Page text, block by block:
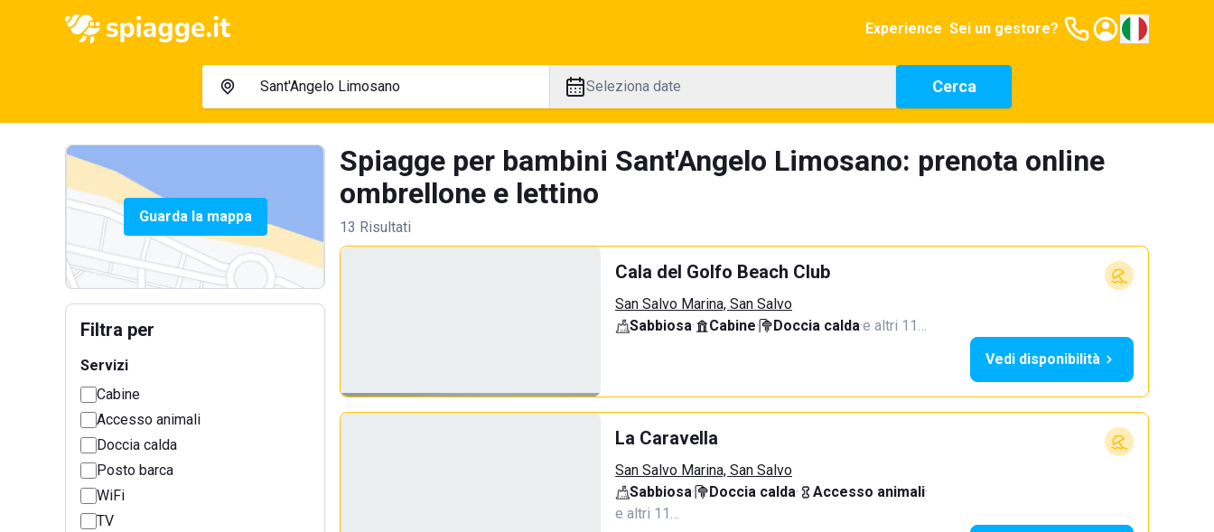
Experience Sei un gestore?
Seleziona date Cerca
Guarda la mappa
Filtra per
Servizi
Cabine
Accesso animali
Doccia calda
Posto barca
WiFi
TV
Spiagge per bambini Sant'Angelo Limosano: prenota online
ombrellone e lettino
13 Risultati
Cala del Golfo Beach Club
San Salvo Marina, San Salvo
Sabbiosa· Cabine· Doccia calda·e altri 11…
Vedi disponibilità
La Caravella
San Salvo Marina, San Salvo
Sabbiosa· Doccia calda· Accesso animali·
e altri 11…